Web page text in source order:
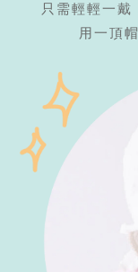
只需輕輕一戴
用一頂